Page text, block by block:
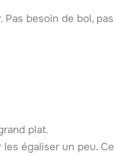
besoin de bol, pas
plat.
égaliser un peu. Ce